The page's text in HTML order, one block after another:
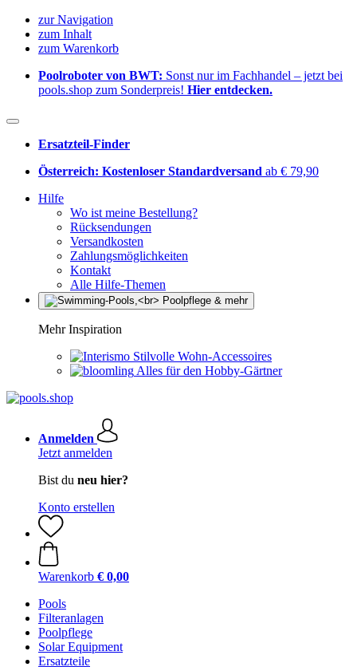
zur Navigation
zum Inhalt
zum Warenkorb
Poolroboter von BWT: Sonst nur im Fachhandel – jetzt bei
pools.shop zum Sonderpreis! Hier entdecken.
Ersatzteil-Finder
Österreich: Kostenloser Standardversand ab € 79,90
Hilfe
Wo ist meine Bestellung?
Rücksendungen
Versandkosten
Zahlungsmöglichkeiten
Kontakt
Alle Hilfe-Themen
Mehr Inspiration
Stilvolle Wohn-Accessoires
Alles für den Hobby-Gärtner
Anmelden
Jetzt anmelden
Bist du neu hier?
Konto erstellen
Warenkorb € 0,00
Pools
Filteranlagen
Poolpflege
Solar Equipment
Ersatzteile